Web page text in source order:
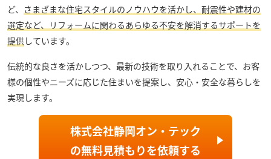
ど、 さまざまな住宅スタイルのノウハウを活かし、耐震性や建材の
選定など、リフォームに関わるあらゆる不安を解消するサポートを
提供しています。
伝統的な良さを活かしつつ、最新の技術を取り入れることで、お客
様の個性やニーズに応じた住まいを提案し、安心・安全な暮らしを
実現します。
株式会社静岡オン・テック
の無料見積もりを依頼する